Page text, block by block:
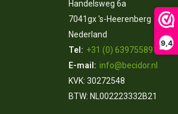
9,4
Handelsweg 6a
7041gx 's-Heerenberg
Nederland
Tel: +31 (0) 639755891
E-mail: info@becidor.nl
KVK: 30272548
BTW: NL002223332B21